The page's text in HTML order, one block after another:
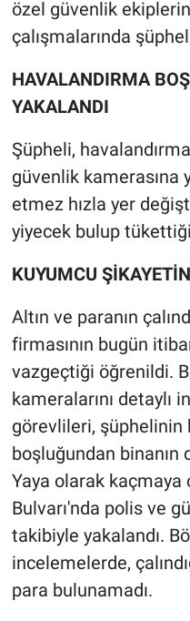
özel güvenlik
çalışmalarında
HAVALANDIRMA
YAKALANDI
Şüpheli,
güvenlik kamerasına
etmez hızla yer
yiyecek bulup
KUYUMCU
Altın ve paranın
firmasının bugün
vazgeçtiği öğrenildi.
kameralarını detaylı
görevlileri, şüphelinin
boşluğundan binanın
Yaya olarak kaçmaya
Bulvarı'nda polis ve
takibiyle yakalandı.
incelemelerde,
para bulunamadı.
Ne demişti
Popüler
Programlar
Sağlık
Spor
Teknoloji
Türkiye'nin Geleceği
Türkiye'nin
Yerel Gündem
Yerel Yaşam
Canlı Yayın